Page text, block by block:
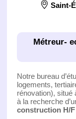
Saint-
Métreur-
Notre bureau
logements,
rénovation), situé
à la recherche
construction H/F